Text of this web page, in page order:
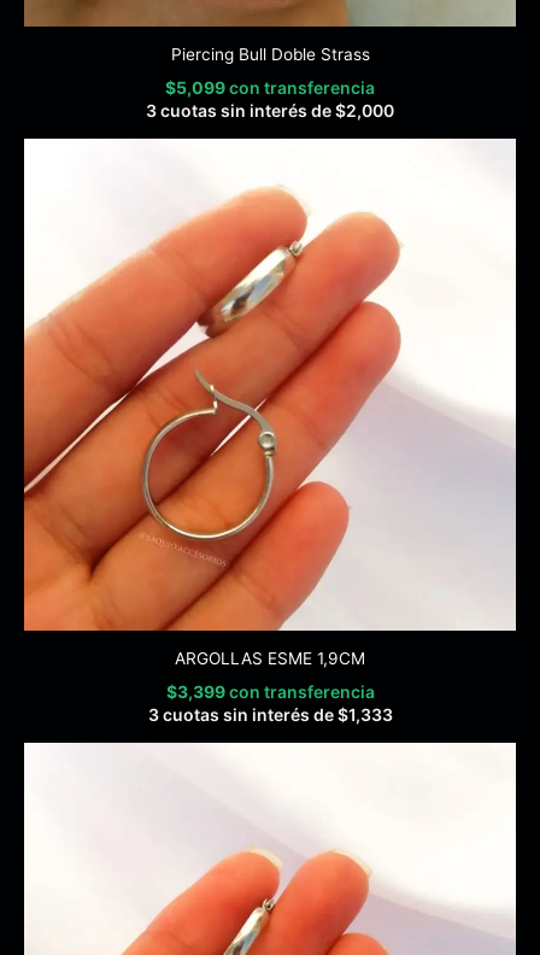
Piercing Bull Doble Strass
$5,099con transferencia
3 cuotas sin interés de$2,000
ARGOLLAS ESME 1,9CM
$3,399 con transferencia
3 cuotas sin interés de$1,333